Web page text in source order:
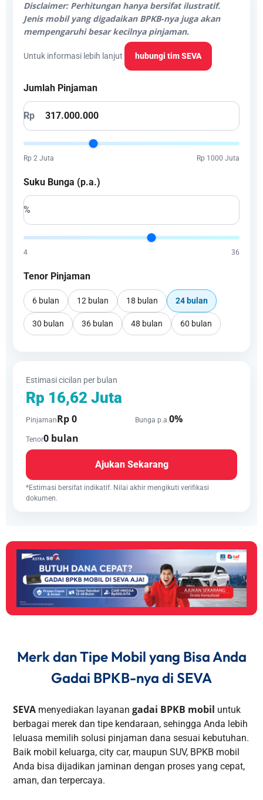
Disclaimer: Perhitungan hanya bersifat ilustratif.
Jenis mobil yang digadaikan BPKB-nya juga akan
mempengaruhi besar kecilnya pinjaman.
Untuk informasi lebih lanjut hubungi tim SEVA
Jumlah Pinjaman
Rp
Rp 2 Juta Rp 1000 Juta
Suku Bunga (p.a.)
%
4 36
Tenor Pinjaman
6 bulan 12 bulan 18 bulan 24 bulan
30 bulan 36 bulan 48 bulan 60 bulan
Estimasi cicilan per bulan
Rp 16,62 Juta
PinjamanRp 0 Bunga p.a.0%
Tenor0 bulan
Ajukan Sekarang
*Estimasi bersifat indikatif. Nilai akhir mengikuti verifikasi
dokumen.
Merk dan Tipe Mobil yang Bisa Anda
Gadai BPKB-nya di SEVA
SEVA menyediakan layanan gadai BPKB mobil untuk
berbagai merek dan tipe kendaraan, sehingga Anda lebih
leluasa memilih solusi pinjaman dana sesuai kebutuhan.
Baik mobil keluarga, city car, maupun SUV, BPKB mobil
Anda bisa dijadikan jaminan dengan proses yang cepat,
aman, dan terpercaya.